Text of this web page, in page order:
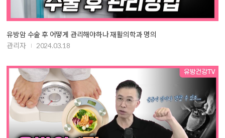
유방암 수술 후 어떻게 관리해야하나 재활의학과 명의
관리자
2024.03.18